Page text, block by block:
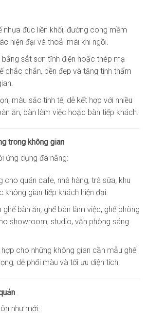
nhựa đúc liền khối, đường cong mềm
hiện đại và thoải mái khi ngồi.
bằng sắt sơn tĩnh điện hoặc thép mạ
chắc chắn, bền đẹp và tăng tính thẩm
màu sắc tinh tế, dễ kết hợp với nhiều
ăn, bàn làm việc hoặc bàn tiếp khách.
trong không gian
ứng dụng đa năng:
cho quán cafe, nhà hàng, trà sữa, khu
không gian tiếp khách hiện đại.
ghế bàn ăn, ghế bàn làm việc, ghế phòng
showroom, studio, văn phòng sáng
cho những không gian cần mẫu ghế
dễ phối màu và tối ưu diện tích.
như mới: